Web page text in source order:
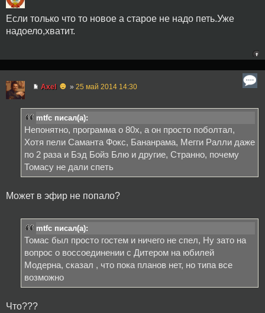
Если только что то новое а старое не надо петь.Уже
надоело,хватит.
Axel ☻ » 25 май 2014 14:30
mtfc писал(а):
Непонятно, программа о 80х, а он просто поболтал,
Хотя пели Саманта Фокс, Бананрама, Мегги Ралли даже
по 2 раза и Бэд Бойз Блю и другие, Странно, почему
Томасу не дали спеть
Может в эфир не попало?
mtfc писал(а):
Томас был просто гостем и ничего не спел, Ну зато на
вопрос о воссоединении с Дитером на юбилей
Модерна, сказал , что пока планов нет, но типа все
возможно
Что???